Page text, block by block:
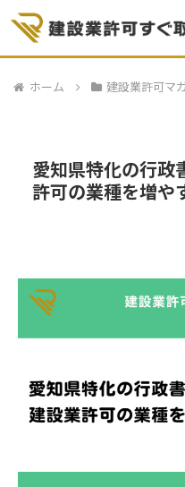
ホーム 建設業許可マ
愛知県特化の行政
許可の業種を増や